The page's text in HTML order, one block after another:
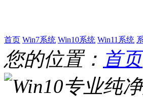
首页 Win7系统 Win10系统 Win11系统
您的位置： 首页